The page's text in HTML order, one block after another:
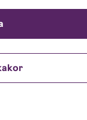
jättespännande
handledare och